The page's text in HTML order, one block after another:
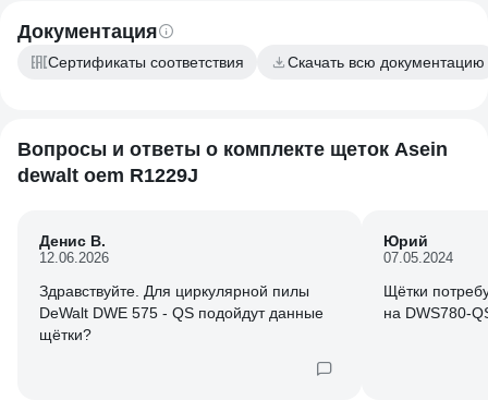
Документация
Сертификаты соответствия Скачать всю документацию
Вопросы и ответы о комплекте щеток Asein
dewalt oem R1229J
Денис В.
12.06.2026
Здравствуйте. Для циркулярной пилы
DeWalt DWE 575 - QS подойдут данные
щётки?
Юрий
07.05.2024
Щётки
на DWS780-